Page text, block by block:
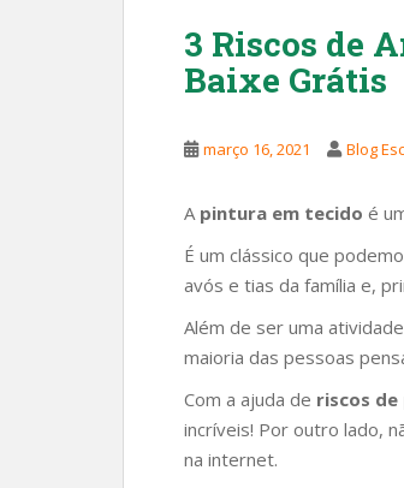
3 Riscos de
Baixe Grátis
março 16, 2021 Blog
A pintura em tecido é
É um clássico que
avós e tias da família e,
Além de ser uma
maioria das pessoas
Com a ajuda de riscos
incríveis! Por outro lado,
na internet.